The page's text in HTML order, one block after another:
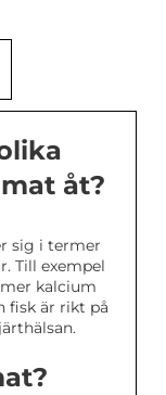
åt?
sig i termer
Till exempel
kalcium
fisk är rikt på